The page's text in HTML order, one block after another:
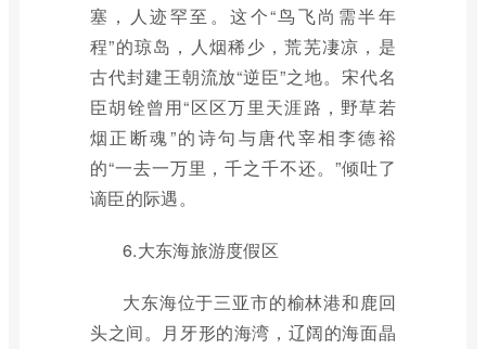
塞，人迹罕至。这个“鸟飞尚需半年
程”的琼岛，人烟稀少，荒芜凄凉，是
古代封建王朝流放“逆臣”之地。宋代名
臣胡铨曾用“区区万里天涯路，野草若
烟正断魂”的诗句与唐代宰相李德裕
的“一去一万里，千之千不还。”倾吐了
谪臣的际遇。
6.大东海旅游度假区
大东海位于三亚市的榆林港和鹿回
头之间。月牙形的海湾，辽阔的海面晶